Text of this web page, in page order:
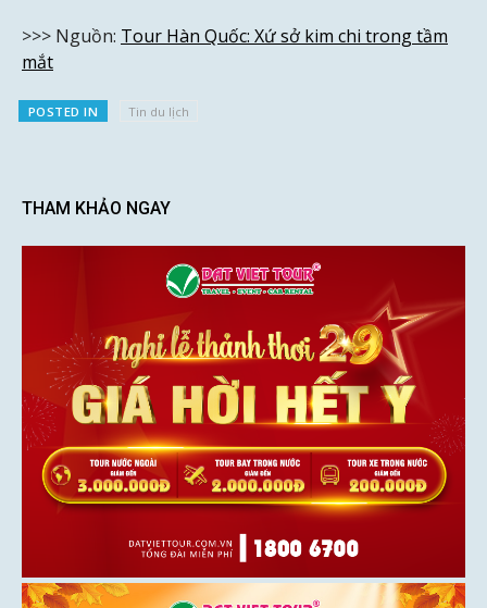
>>> Nguồn: Tour Hàn Quốc: Xứ sở kim chi trong tầm
mắt
POSTED IN Tin du lịch
THAM KHẢO NGAY